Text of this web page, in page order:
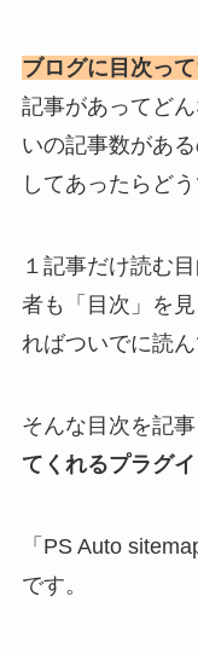
ブログに目次っ
記事があってど
いの記事数があ
してあったらど
１記事だけ読む
者も「目次」を
ればついでに読ん
そんな目次を記
てくれるプラグ
「PS Auto
です。